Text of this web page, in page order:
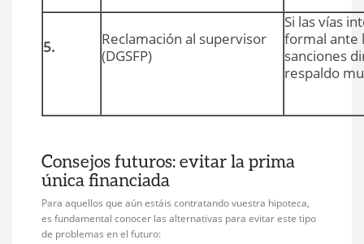
5.
Reclamación al supervisor
(DGSFP)
Si las vías
formal ante
sanciones
respaldo
Consejos futuros: evitar la prima
única financiada
Para aquellos que aún estáis contratando vuestra hipoteca,
es fundamental conocer las alternativas para evitar este tipo
de problemas en el futuro: